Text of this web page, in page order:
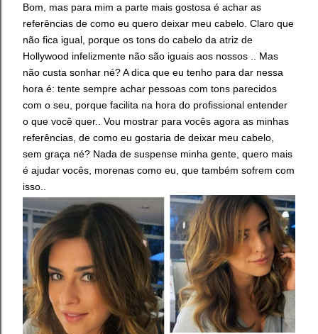
Bom, mas para mim a parte mais gostosa é achar as
referências de como eu quero deixar meu cabelo. Claro que
não fica igual, porque os tons do cabelo da atriz de
Hollywood infelizmente não são iguais aos nossos .. Mas
não custa sonhar né? A dica que eu tenho para dar nessa
hora é: tente sempre achar pessoas com tons parecidos
com o seu, porque facilita na hora do profissional entender
o que você quer.. Vou mostrar para vocês agora as minhas
referências, de como eu gostaria de deixar meu cabelo,
sem graça né? Nada de suspense minha gente, quero mais
é ajudar vocês, morenas como eu, que também sofrem com
isso..